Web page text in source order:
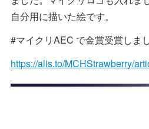
自分用に描いた絵です。
#マイクリAEC で金賞受賞しま
https://alis.to/MCHStrawberry/